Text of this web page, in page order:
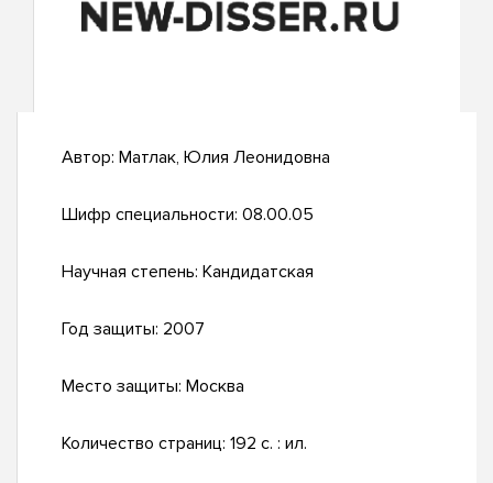
Автор: Матлак, Юлия Леонидовна
Шифр специальности: 08.00.05
Научная степень: Кандидатская
Год защиты: 2007
Место защиты: Москва
Количество страниц: 192 с. : ил.